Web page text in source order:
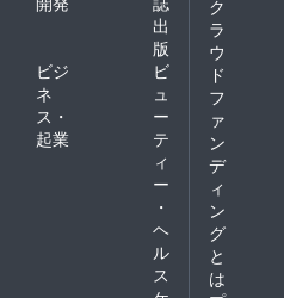
出
版
ビジ
ネ
ス・
起業
ビ
ュ
ー
テ
ィ
ー
・
ヘ
ル
ス
ク
ラ
ウ
ド
フ
ァ
ン
デ
ィ
ン
グ
と
は